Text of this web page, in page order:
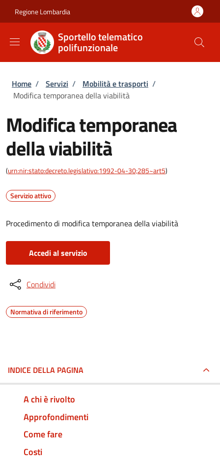
Regione Lombardia
Sportello telematico
polifunzionale
Briciole di pane
Home / Servizi / Mobilità e trasporti /
Modifica temporanea della viabilità
Modifica temporanea
della viabilità
(urn:nir:stato:decreto.legislativo:1992-04-30;285~art5)
Servizio attivo
Procedimento di modifica temporanea della viabilità
Accedi al servizio
Condividi
Normativa di riferimento
INDICE DELLA PAGINA
A chi è rivolto
Approfondimenti
Come fare
Costi